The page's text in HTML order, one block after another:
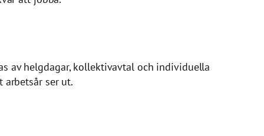
av helgdagar, kollektivavtal och individuella
ser ut.